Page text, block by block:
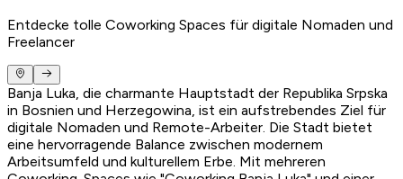
Entdecke tolle Coworking Spaces für digitale Nomaden und
Freelancer
Banja Luka, die charmante Hauptstadt der Republika Srpska
in Bosnien und Herzegowina, ist ein aufstrebendes Ziel für
digitale Nomaden und Remote-Arbeiter. Die Stadt bietet
eine hervorragende Balance zwischen modernem
Arbeitsumfeld und kulturellem Erbe. Mit mehreren